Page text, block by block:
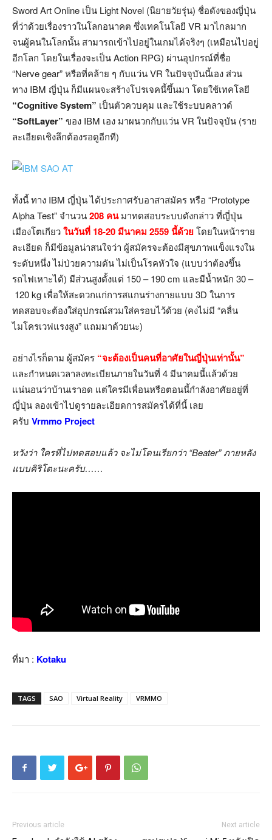
Sword Art Online เป็น Light Novel (นิยายวัยรุ่น) ชื่อดังของญี่ปุ่น
ที่ว่าด้วยเรื่องราวในโลกอนาคต ซึ่งเทคโนโลยี VR มาไกลมาก
จนผู้คนในโลกนั้น สามารถเข้าไปอยู่ในเกมได้จริงๆ (เหมือนไปอยู่
อีกโลก โดยในเรื่องจะเป็น Action RPG) ผ่านอุปกรณ์ที่ชื่อ
“Nerve gear” หรือที่คล้าย ๆ กับแว่น VR ในปัจจุบันนี้เอง ส่วน
ทาง IBM ญี่ปุ่น ก็มีแผนจะสร้างโปรเจคนี้ขึ้นมา โดยใช้เทคโลยี
“Cognitive System” เป็นตัวควบคุม และใช้ระบบคลาวด์
“SoftLayer” ของ IBM เอง มาผนวกกับแว่น VR ในปัจจุบัน (ราย
ละเอียดเชิงลึกต้องรอดูอีกที)
ทั้งนี้ ทาง IBM ญี่ปุ่น ได้ประกาศรับอาสาสมัคร หรือ “Prototype
Alpha Test” จำนวน208 คน มาทดสอบระบบดังกล่าว ที่ญี่ปุ่น
เมืองโตเกียวในวันที่ 18-20 มีนาคม 2559 นี้ด้วยโดยในหน้าราย
ละเอียด ก็มีข้อมูลน่าสนใจว่า ผู้สมัครจะต้องมีสุขภาพแข็งแรงใน
ระดับหนึ่ง ไม่ป่วยความดัน ไม่เป็นโรคหัวใจ (แบบว่าต้องขึ้น
รถไฟเหาะได้) มีส่วนสูงตั้งแต่ 150 – 190 cm และมีน้ำหนัก 30 –
120 kg เพื่อให้สะดวกแก่การสแกนร่างกายแบบ 3D ในการ
ทดสอบจะต้องใส่อุปกรณ์สวมใส่ครอบไว้ด้วย (คงไม่มี “คลื่น
ไมโครเวฟแรงสูง” แถมมาด้วยนะ)
อย่างไรก็ตาม ผู้สมัคร “จะต้องเป็นคนที่อาศัยในญี่ปุ่นเท่านั้น”
และกำหนดเวลาลงทะเบียนภายในวันที่ 4 มีนาคมนี้แล้วด้วย
แน่นอนว่าบ้านเราอด แต่ใครมีเพื่อนหรือตอนนี้กำลังอาศัยอยู่ที่
ญี่ปุ่น ลองเข้าไปดูรายละเอียดการสมัครได้ที่นี้ เลย
ครับ Vrmmo Project
หวังว่า ใครที่ไปทดสอบแล้ว จะไม่โดนเรียกว่า “Beater” ภายหลัง
แบบคิริโตะนะครับ……
ที่มา : Kotaku
TAGS SAO Virtual Reality VRMMO
Previous article Next article